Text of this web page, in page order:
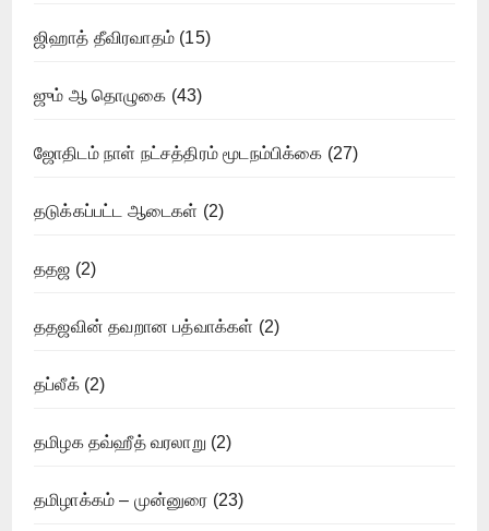
ஜிஹாத் தீவிரவாதம் (15)
ஜும் ஆ தொழுகை (43)
ஜோதிடம் நாள் நட்சத்திரம் மூடநம்பிக்கை (27)
தடுக்கப்பட்ட ஆடைகள் (2)
ததஜ (2)
ததஜவின் தவறான பத்வாக்கள் (2)
தப்லீக்(2)
தமிழக தவ்ஹீத் வரலாறு (2)
தமிழாக்கம் – முன்னுரை (23)